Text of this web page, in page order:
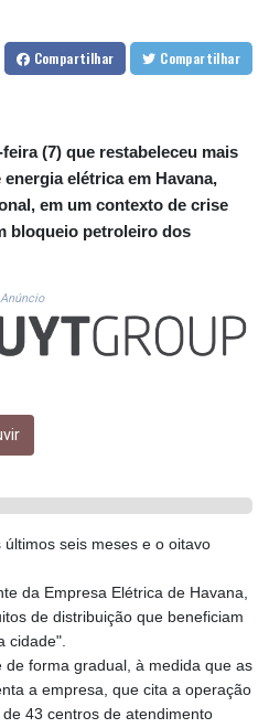
CVE 110.26363
CZK 24.258158
DOP 67.289164
DZD 152.967099
EGP 57.293288
ERN 17.342035
ETB 186.049588
FKP 0.8566
GBP 0.858527
GEL 3.017966
GIP 0.8566
GMD 84.980421
GYD 241.157003
HKD 9.067746
HRK 7.536622
HTG 150.718127
HUF 363.096405
IDR 20580.370421
ILS 3.468234
IMP 0.8566
Compartilhar Compartilhar
(7) que restabeleceu mais
elétrica em Havana,
em um contexto de crise
bloqueio petroleiro dos
Anúncio
seis meses e o oitavo
da Empresa Elétrica de Havana,
de distribuição que beneficiam
cidade".
forma gradual, à medida que as
a empresa, que cita a operação
43 centros de atendimento